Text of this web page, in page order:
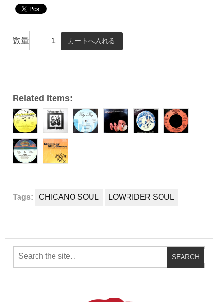
プ
ヤ
数量
Related Items:
Tags: CHICANO SOUL LOWRIDER SOUL